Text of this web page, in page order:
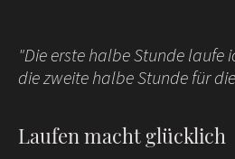
"Die erste halbe Stunde laufe
die zweite halbe Stunde für
Laufen macht glücklich